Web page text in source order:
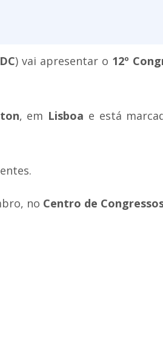
) vai apresentar o 12º
, em Lisboa e está
no Centro de